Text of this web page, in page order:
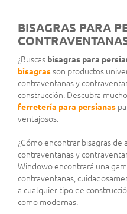
BISAGRAS PARA
¿Buscas bisagras para
bisagrasson productos
contraventanas y
construcción. Descubra
ferretería para persianas
ventajosos.
¿Cómo encontrar bisagras de
contraventanas y
Windowo encontrará una
contraventanas,
a cualquier tipo de
como modernas.